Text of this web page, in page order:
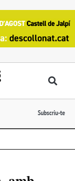
Subscriu-te